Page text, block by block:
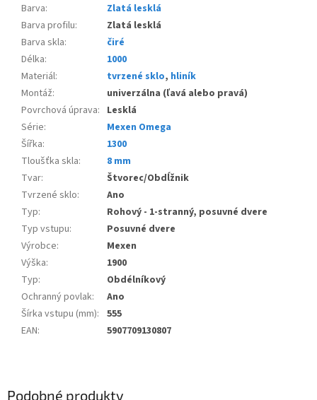
Barva:
Zlatá lesklá
Barva profilu:
Zlatá lesklá
Barva skla:
čiré
Délka:
1000
Materiál: tvrzené sklo, hliník
Montáž:
univerzálna (ľavá alebo pravá)
Povrchová úprava: Lesklá
Série:
Mexen Omega
Šířka:
1300
Tloušťka skla:
8 mm
Tvar:
Štvorec/Obdĺžnik
Tvrzené sklo:
Ano
Typ:
Rohový - 1-stranný, posuvné dvere
Typ vstupu:
Posuvné dvere
Výrobce:
Mexen
Výška:
1900
Typ:
Obdélníkový
Ochranný povlak:
Ano
Šírka vstupu (mm): 555
EAN: 5907709130807
Podobné produkty